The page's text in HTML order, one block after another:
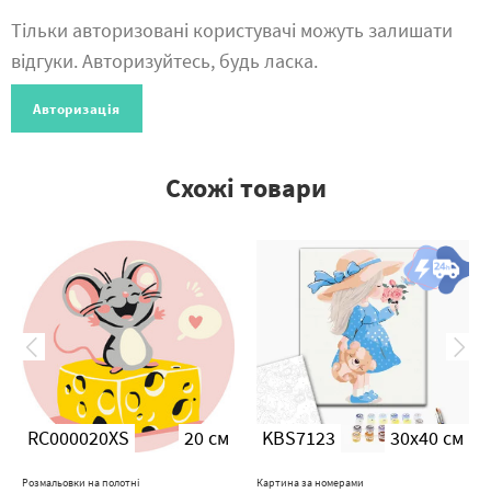
Тільки авторизовані користувачі можуть залишати
відгуки. Авторизуйтесь, будь ласка.
Авторизація
Схожі товари
RC000020XS 20 см
Розмальовки на полотні
KBS7123 30x40 см
Картина за номерами